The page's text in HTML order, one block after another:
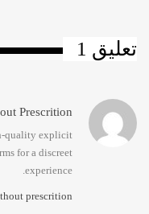
تعليق 1
Prescrition
quality explicit
for a discreet
experience.
prescrition